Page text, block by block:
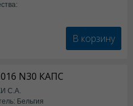
В корзину
N30 КАПС
С.А.
Бельгия